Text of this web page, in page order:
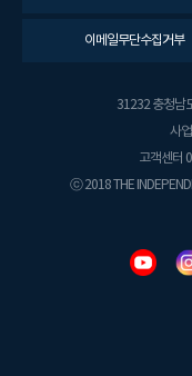
이메일무단수집거부
31232 충청남
사
고객센터
ⓒ 2018 THE